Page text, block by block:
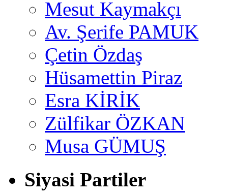
Mesut Kaymakçı
Av. Şerife PAMUK
Çetin Özdaş
Hüsamettin Piraz
Esra KİRİK
Zülfikar ÖZKAN
Musa GÜMUŞ
Siyasi Partiler